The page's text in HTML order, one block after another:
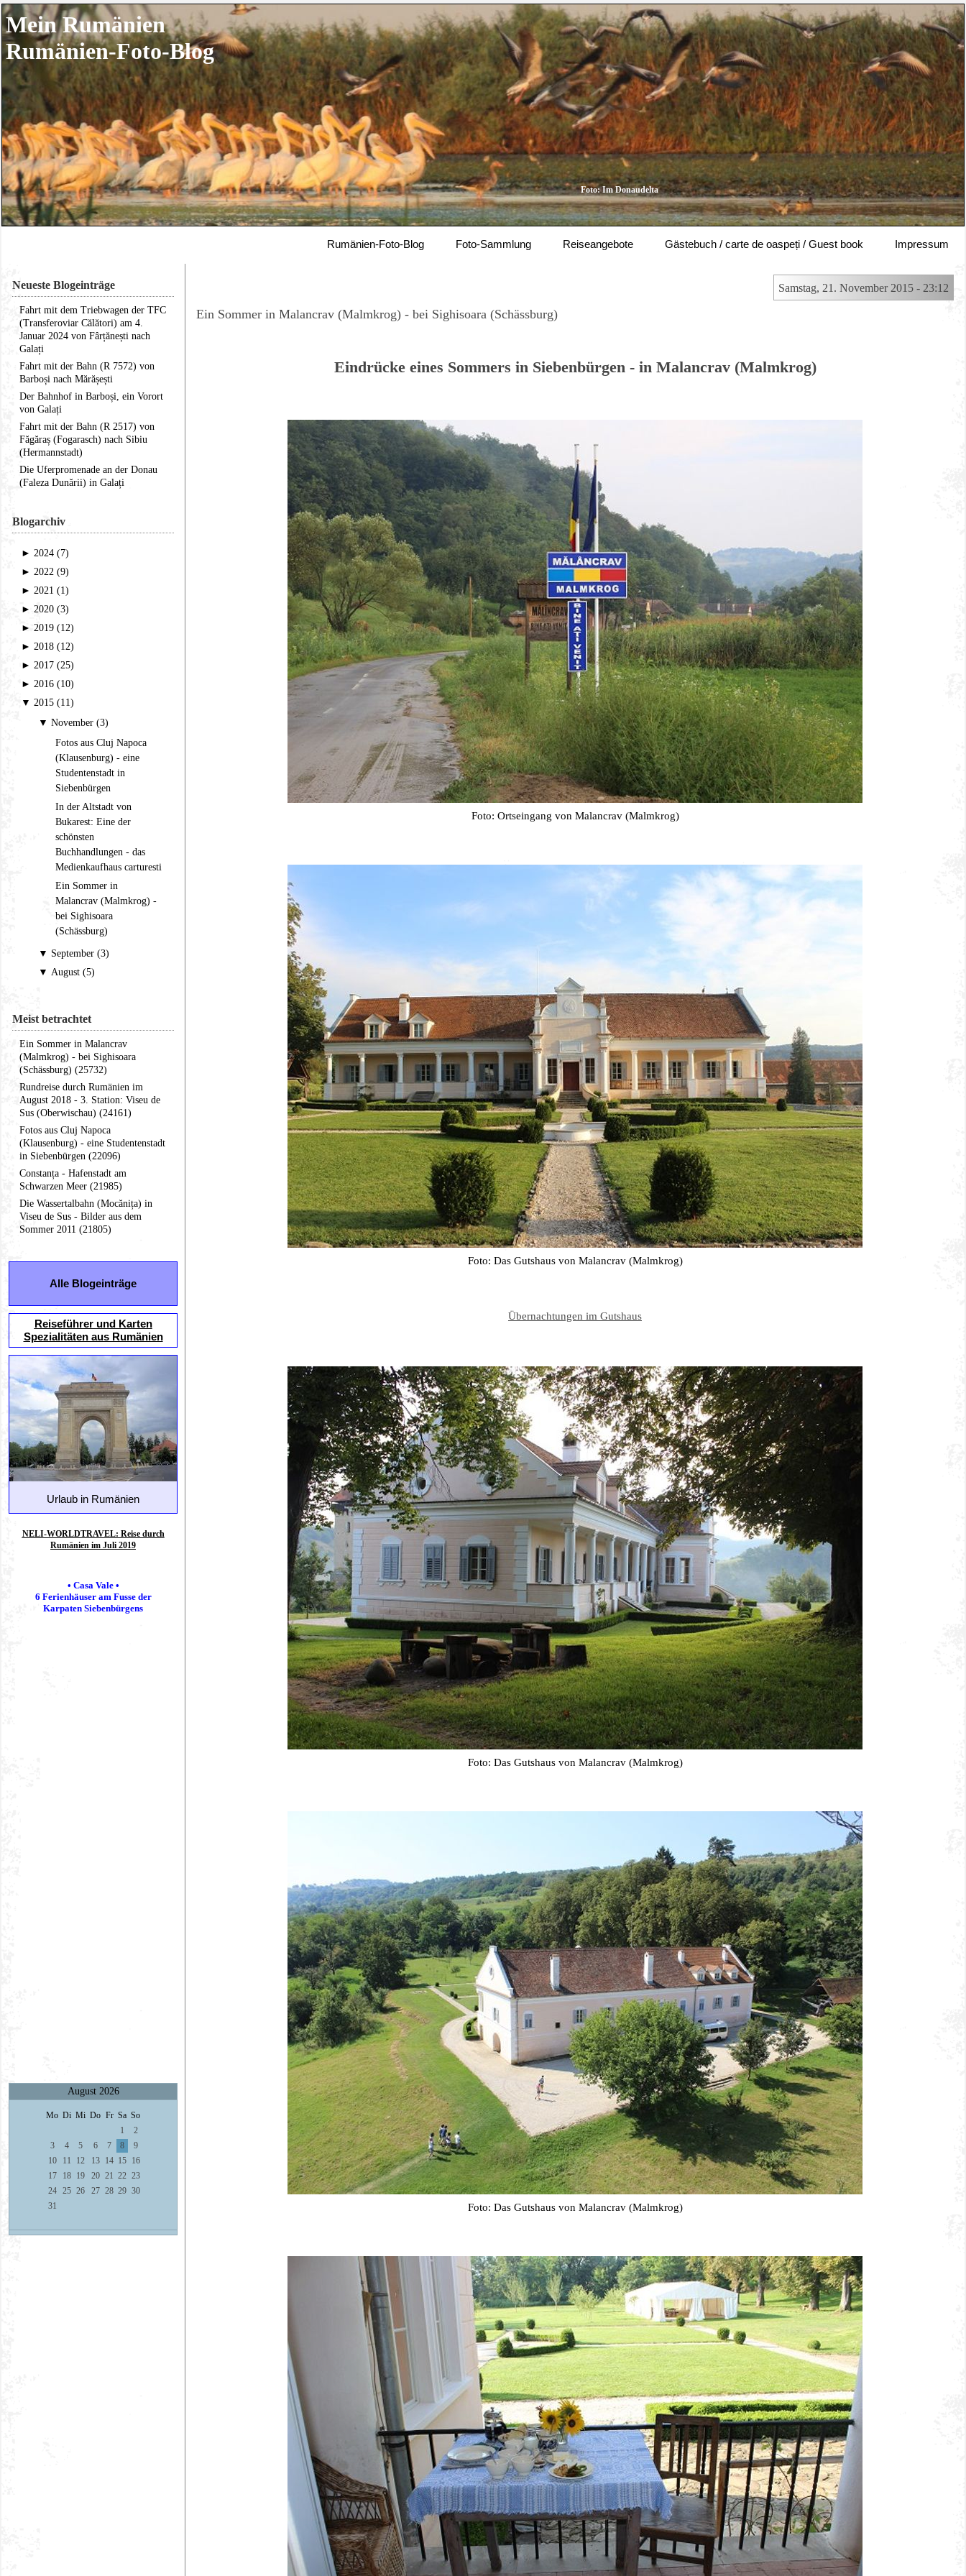
Mein Rumänien
Rumänien-Foto-Blog
Foto: Im Donaudelta
Rumänien-Foto-Blog Foto-Sammlung Reiseangebote Gästebuch / carte de oaspeți / Guest book Impressum
Neueste Blogeinträge
Fahrt mit dem Triebwagen der TFC
(Transferoviar Călători) am 4.
Januar 2024 von Fârțănești nach
Galați
Fahrt mit der Bahn (R 7572) von
Barboși nach Mărășești
Der Bahnhof in Barboși, ein Vorort
von Galați
Fahrt mit der Bahn (R 2517) von
Făgăraș (Fogarasch) nach Sibiu
(Hermannstadt)
Die Uferpromenade an der Donau
(Faleza Dunării) in Galați
Blogarchiv
► 2024 (7)
► 2022 (9)
► 2021 (1)
► 2020 (3)
► 2019 (12)
► 2018 (12)
► 2017 (25)
► 2016 (10)
▼ 2015 (11)
▼ November (3)
Fotos aus Cluj Napoca
(Klausenburg) - eine
Studentenstadt in
Siebenbürgen
In der Altstadt von
Bukarest: Eine der
schönsten
Buchhandlungen - das
Medienkaufhaus carturesti
Ein Sommer in
Malancrav (Malmkrog) -
bei Sighisoara
(Schässburg)
▼ September (3)
▼ August (5)
Meist betrachtet
Ein Sommer in Malancrav
(Malmkrog) - bei Sighisoara
(Schässburg) (25732)
Rundreise durch Rumänien im
August 2018 - 3. Station: Viseu de
Sus (Oberwischau) (24161)
Fotos aus Cluj Napoca
(Klausenburg) - eine Studentenstadt
in Siebenbürgen (22096)
Constanța - Hafenstadt am
Schwarzen Meer (21985)
Die Wassertalbahn (Mocănița) in
Viseu de Sus - Bilder aus dem
Sommer 2011 (21805)
Alle Blogeinträge
Reiseführer und Karten
Spezialitäten aus Rumänien
Urlaub in Rumänien
NELI-WORLDTRAVEL: Reise durch
Rumänien im Juli 2019
• Casa Vale •
6 Ferienhäuser am Fusse der
Karpaten Siebenbürgens
August 2026
Mo Di Mi Do Fr Sa So
1
2
3
4 5 6 7 8
9
10
11 12 13 14 15 16
17
18 19 20 21 22 23
24
25 26 27 28 29 30
31
Samstag, 21. November 2015 - 23:12
Ein Sommer in Malancrav (Malmkrog) - bei Sighisoara (Schässburg)
Eindrücke eines Sommers in Siebenbürgen - in Malancrav (Malmkrog)
Foto: Ortseingang von Malancrav (Malmkrog)
Foto: Das Gutshaus von Malancrav (Malmkrog)
Übernachtungen im Gutshaus
Foto: Das Gutshaus von Malancrav (Malmkrog)
Foto: Das Gutshaus von Malancrav (Malmkrog)